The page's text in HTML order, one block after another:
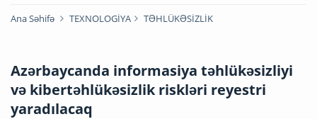
Ana Səhifə TEXNOLOGİYA TƏHLÜKƏSİZLİK
Azərbaycanda informasiya təhlükəsizliyi
və kibertəhlükəsizlik riskləri reyestri
yaradılacaq